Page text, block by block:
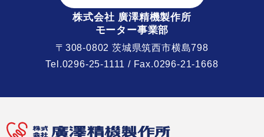
株式会社 廣澤精機製作所
モーター事業部
〒308-0802 茨城県筑西市横島798
Tel.0296-25-1111 / Fax.0296-21-1668